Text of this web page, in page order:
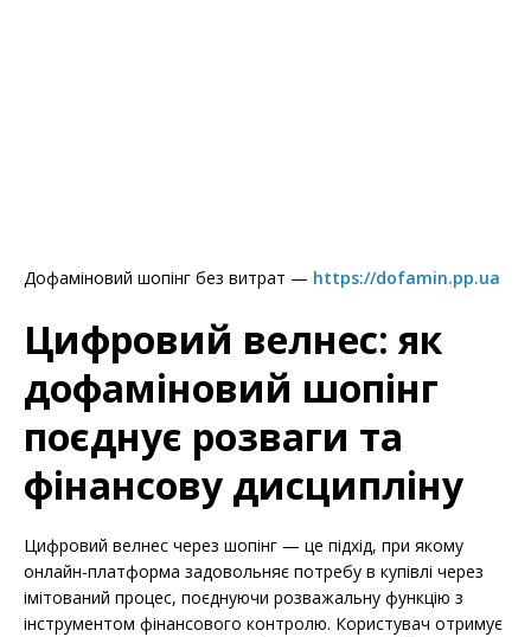
Дофаміновий шопінг без витрат — https://dofamin.pp.ua
Цифровий велнес: як
дофаміновий шопінг
поєднує розваги та
фінансову дисципліну
Цифровий велнес через шопінг — це підхід, при якому
онлайн-платформа задовольняє потребу в купівлі через
імітований процес, поєднуючи розважальну функцію з
інструментом фінансового контролю. Користувач отримує